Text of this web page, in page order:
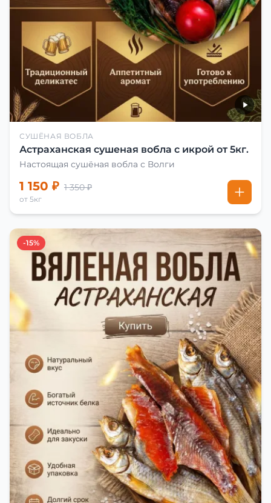
СУШЁНАЯ ВОБЛА
Астраханская сушеная вобла с икрой от 5кг.
Настоящая сушёная вобла с Волги
1 150 ₽ 1 350 ₽
от 5кг
-15%